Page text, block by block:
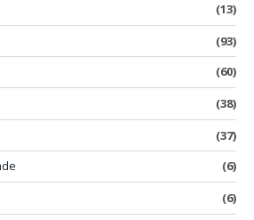
(13)
(93)
(60)
(38)
(37)
(6)
(6)